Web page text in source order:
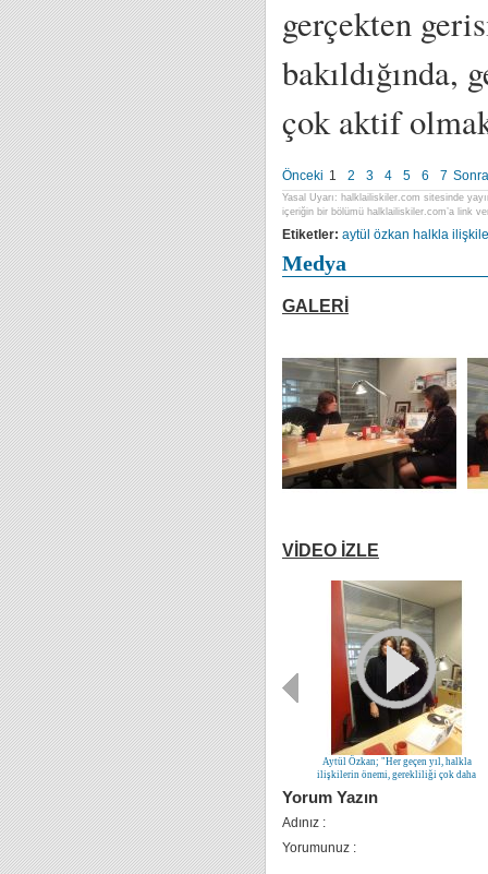
gerçekten
bakıldığında,
çok aktif
Önceki 1 2 3 4 5 6 7
Yasal Uyarı: halklailiskiler.com sitesinde
içeriğin bir bölümü halklailiskiler.com’a link
Etiketler: aytül özkan halkla
Medya
GALERİ
VİDEO İZLE
Aytül Özkan; "Her geçen yıl, halkla
ilişkilerin önemi, gerekliliği çok daha
Yorum Yazın
Adınız :
Yorumunuz :